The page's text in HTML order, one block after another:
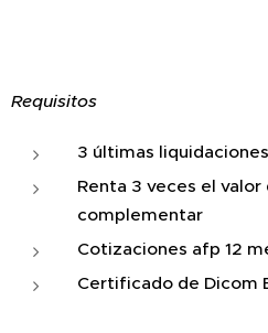
Requisitos
3 últimas
Renta 3 veces el
complementar
Cotizaciones afp 12
Certificado de Dicom